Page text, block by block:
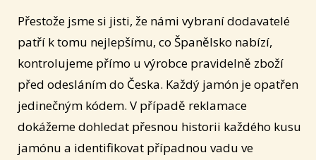
Přestože jsme si jisti, že námi vybraní dodavatelé
patří k tomu nejlepšímu, co Španělsko nabízí,
kontrolujeme přímo u výrobce pravidelně zboží
před odesláním do Česka. Každý jamón je opatřen
jedinečným kódem. V případě reklamace
dokážeme dohledat přesnou historii každého kusu
jamónu a identifikovat případnou vadu ve